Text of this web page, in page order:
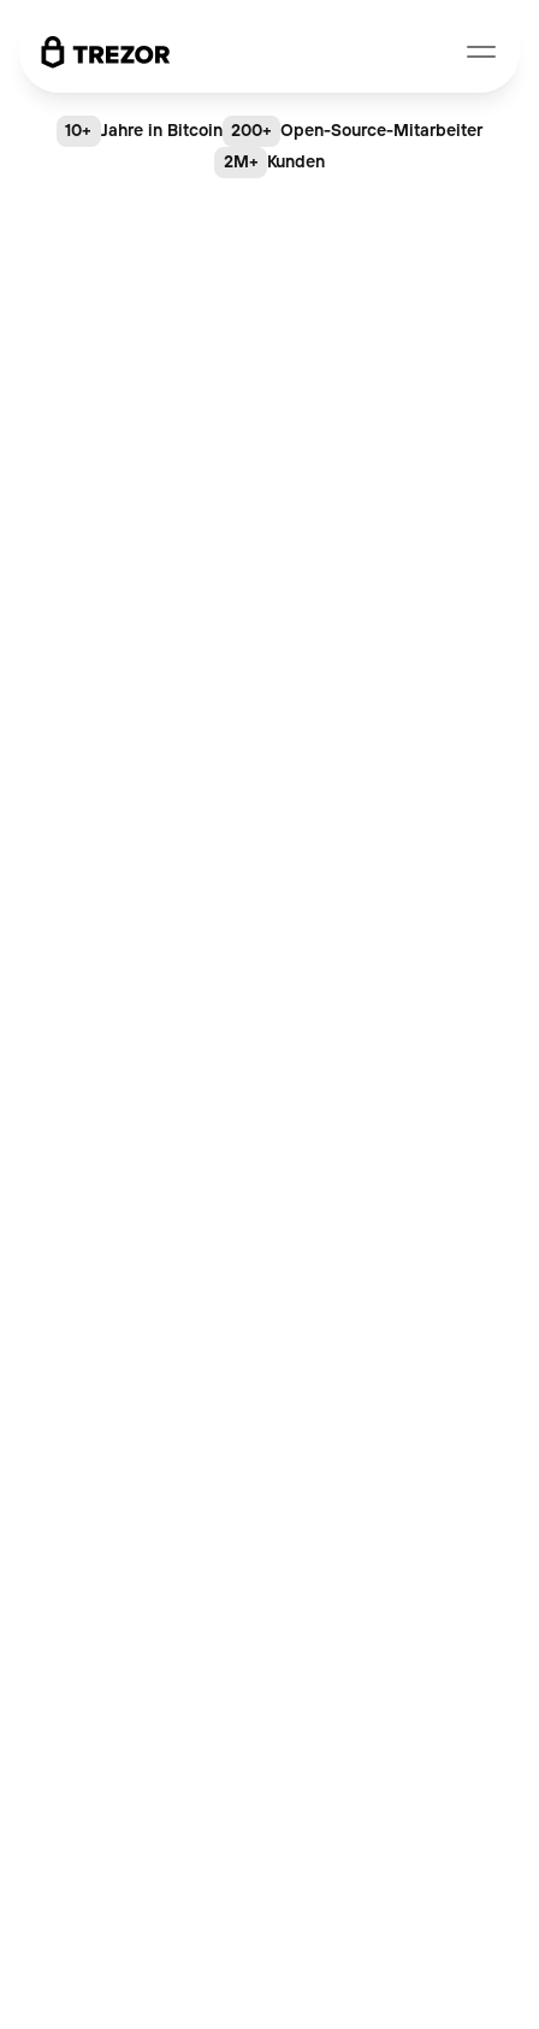
10+ Jahre in Bitcoin 200+ Open-Source-Mitarbeiter
2M+ Kunden